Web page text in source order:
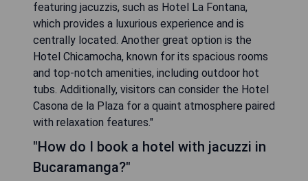
featuring jacuzzis, such as Hotel La Fontana,
which provides a luxurious experience and is
centrally located. Another great option is the
Hotel Chicamocha, known for its spacious rooms
and top-notch amenities, including outdoor hot
tubs. Additionally, visitors can consider the Hotel
Casona de la Plaza for a quaint atmosphere paired
with relaxation features."
"How do I book a hotel with jacuzzi in
Bucaramanga?"